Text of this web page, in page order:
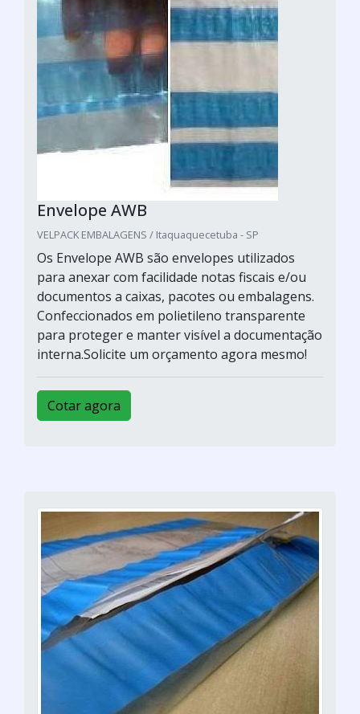
Envelope AWB
VELPACK EMBALAGENS / Itaquaquecetuba - SP
Os Envelope AWB são envelopes utilizados
para anexar com facilidade notas fiscais e/ou
documentos a caixas, pacotes ou embalagens.
Confeccionados em polietileno transparente
para proteger e manter visível a documentação
interna.Solicite um orçamento agora mesmo!
Cotar agora